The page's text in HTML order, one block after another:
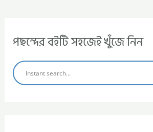
পছন্দের বইটি সহজেই খুঁজে নিন